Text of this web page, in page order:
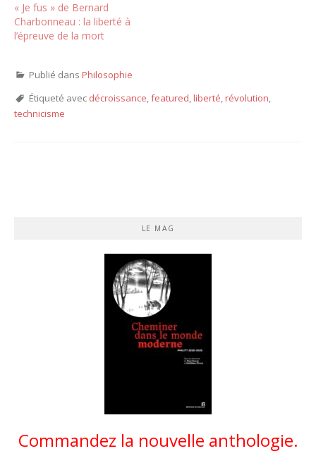
« Je fus » de Bernard
Charbonneau : la liberté à
l’épreuve de la mort
Publié dans Philosophie
Étiqueté avec décroissance,featured,liberté,révolution,
technicisme
LE MAG
Commandez la nouvelle anthologie.